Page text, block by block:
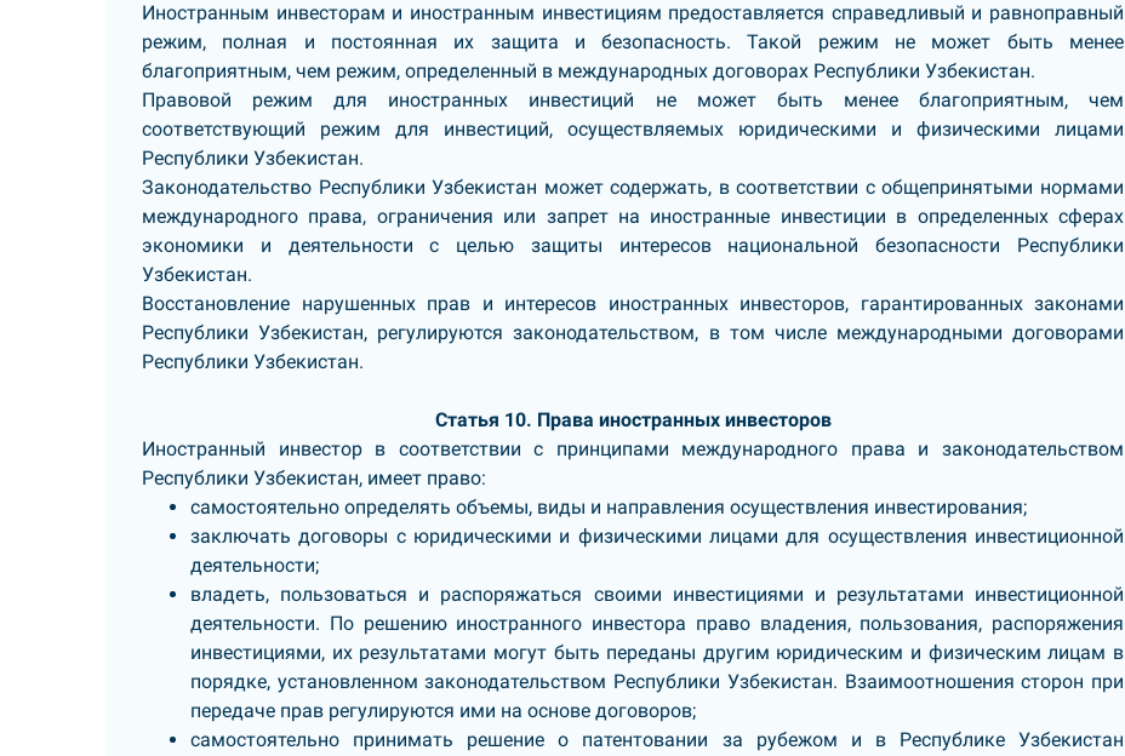
Иностранным инвесторам и иностранным инвестициям предоставляется справедливый и равноправный
режим, полная и постоянная их защита и безопасность. Такой режим не может быть менее
благоприятным, чем режим, определенный в международных договорах Республики Узбекистан.
Правовой режим для иностранных инвестиций не может быть менее благоприятным, чем
соответствующий режим для инвестиций, осуществляемых юридическими и физическими лицами
Республики Узбекистан.
Законодательство Республики Узбекистан может содержать, в соответствии с общепринятыми нормами
международного права, ограничения или запрет на иностранные инвестиции в определенных сферах
экономики и деятельности с целью защиты интересов национальной безопасности Республики
Узбекистан.
Восстановление нарушенных прав и интересов иностранных инвесторов, гарантированных законами
Республики Узбекистан, регулируются законодательством, в том числе международными договорами
Республики Узбекистан.
Статья 10. Права иностранных инвесторов
Иностранный инвестор в соответствии с принципами международного права и законодательством
Республики Узбекистан, имеет право:
самостоятельно определять объемы, виды и направления осуществления инвестирования;
заключать договоры с юридическими и физическими лицами для осуществления инвестиционной
деятельности;
владеть, пользоваться и распоряжаться своими инвестициями и результатами инвестиционной
деятельности. По решению иностранного инвестора право владения, пользования, распоряжения
инвестициями, их результатами могут быть переданы другим юридическим и физическим лицам в
порядке, установленном законодательством Республики Узбекистан. Взаимоотношения сторон при
передаче прав регулируются ими на основе договоров;
самостоятельно принимать решение о патентовании за рубежом и в Республике Узбекистан